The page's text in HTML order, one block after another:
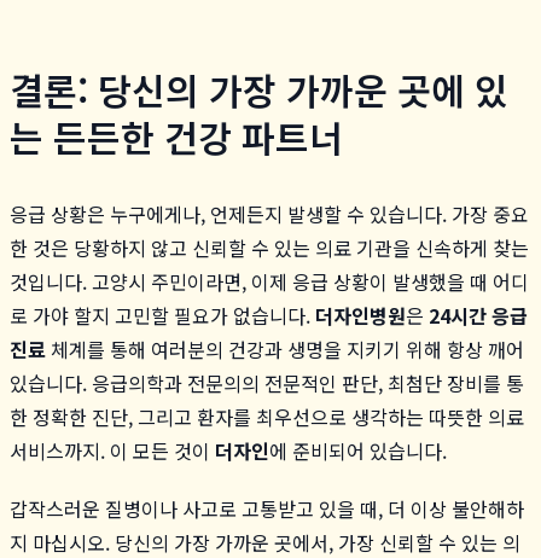
결론: 당신의 가장 가까운 곳에 있
는 든든한 건강 파트너
응급 상황은 누구에게나, 언제든지 발생할 수 있습니다. 가장 중요
한 것은 당황하지 않고 신뢰할 수 있는 의료 기관을 신속하게 찾는
것입니다. 고양시 주민이라면, 이제 응급 상황이 발생했을 때 어디
로 가야 할지 고민할 필요가 없습니다. 더자인병원은 24시간 응급
진료 체계를 통해 여러분의 건강과 생명을 지키기 위해 항상 깨어
있습니다. 응급의학과 전문의의 전문적인 판단, 최첨단 장비를 통
한 정확한 진단, 그리고 환자를 최우선으로 생각하는 따뜻한 의료
서비스까지. 이 모든 것이 더자인에 준비되어 있습니다.
갑작스러운 질병이나 사고로 고통받고 있을 때, 더 이상 불안해하
지 마십시오. 당신의 가장 가까운 곳에서, 가장 신뢰할 수 있는 의